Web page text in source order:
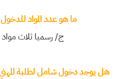
ما هو عدد المواد للدخول
ج/ رسميا ثلاث مواد و 10
هل يوجد دخول شامل لطلبة المهني